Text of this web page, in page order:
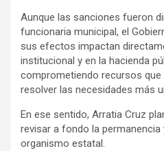
Aunque las sanciones fueron
funcionaria municipal, el
sus efectos impactan
institucional y en la hacienda
comprometiendo recursos que
resolver las necesidades más
En ese sentido, Arratia Cruz
revisar a fondo la
organismo estatal.